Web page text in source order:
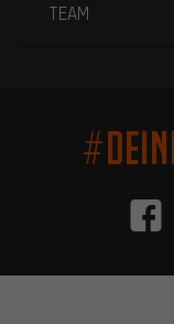
TEAM